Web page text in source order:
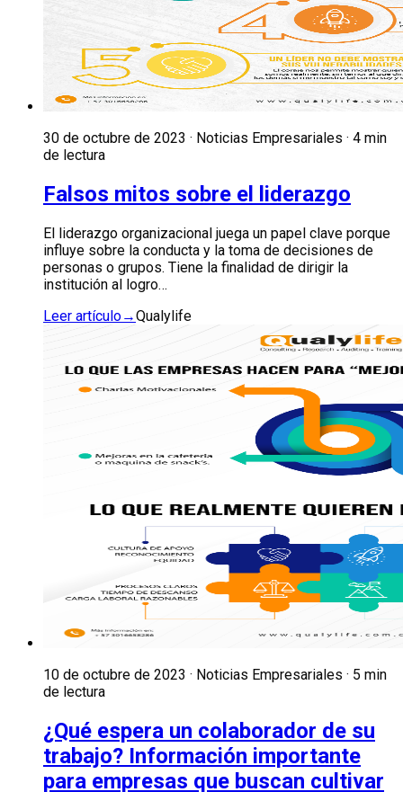
30 de octubre de 2023 · Noticias Empresariales · 4 min
de lectura
Falsos mitos sobre el liderazgo
El liderazgo organizacional juega un papel clave porque
influye sobre la conducta y la toma de decisiones de
personas o grupos. Tiene la finalidad de dirigir la
institución al logro…
Leer artículo→Qualylife
10 de octubre de 2023 · Noticias Empresariales · 5 min
de lectura
¿Qué espera un colaborador de su
trabajo? Información importante
para empresas que buscan cultivar